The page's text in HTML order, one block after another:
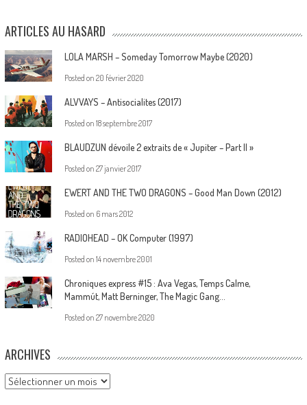
ARTICLES AU HASARD
LOLA MARSH – Someday Tomorrow Maybe (2020)
Posted on 20 février 2020
ALVVAYS – Antisocialites (2017)
Posted on 18 septembre 2017
BLAUDZUN dévoile 2 extraits de « Jupiter – Part II »
Posted on 27 janvier 2017
EWERT AND THE TWO DRAGONS – Good Man Down (2012)
Posted on 6 mars 2012
RADIOHEAD – OK Computer (1997)
Posted on 14 novembre 2001
Chroniques express #15 : Ava Vegas, Temps Calme,
Mammút, Matt Berninger, The Magic Gang…
Posted on 27 novembre 2020
ARCHIVES
Archives